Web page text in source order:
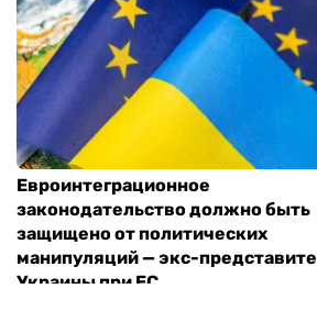
Евроинтеграционное
законодательство должно быть
защищено от политических
манипуляций — экс-
Украины при ЕС